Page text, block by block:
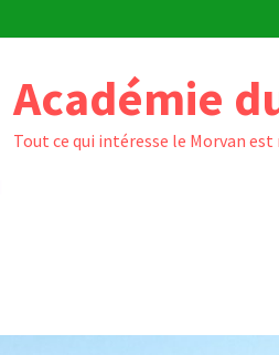
Académie
Tout ce qui intéresse le Morvan